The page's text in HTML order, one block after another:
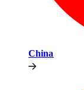
China​​